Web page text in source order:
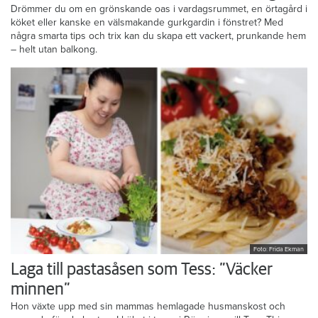
Drömmer du om en grönskande oas i vardagsrummet, en örtagård i
köket eller kanske en välsmakande gurkgardin i fönstret? Med
några smarta tips och trix kan du skapa ett vackert, prunkande hem
– helt utan balkong.
Foto: Frida Ekman
Laga till pastasåsen som Tess: ”Väcker
minnen”
Hon växte upp med sin mammas hemlagade husmanskost och